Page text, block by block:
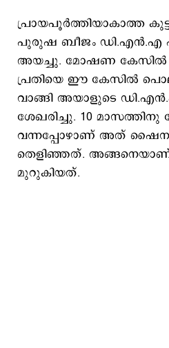
പ്രായപൂര്‍ത്തിയാകാത്ത
പുരുഷ ബീജം ഡി.എൻ.എ
അയച്ചു. മോഷണ കേസിൽ
പ്രതിയെ ഈ കേസിൽ
വാങ്ങി അയാളുടെ
ശേഖരിച്ചു. 10
വന്നപ്പോഴാണ് അത്
തെളിഞ്ഞത്. അങ്ങനെയാണ്
മുറുകിയത്.